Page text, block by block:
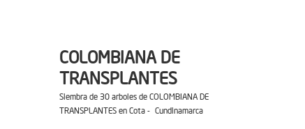
COLOMBIANA DE
TRANSPLANTES
Siembra de 30 arboles de COLOMBIANA DE
TRANSPLANTES en Cota - Cundinamarca